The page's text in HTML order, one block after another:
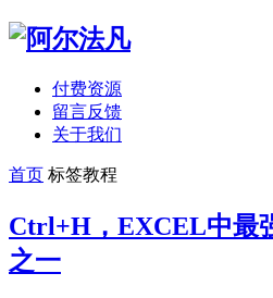
付费资源
留言反馈
关于我们
首页 标签教程
Ctrl+H，EXCEL中最
之一